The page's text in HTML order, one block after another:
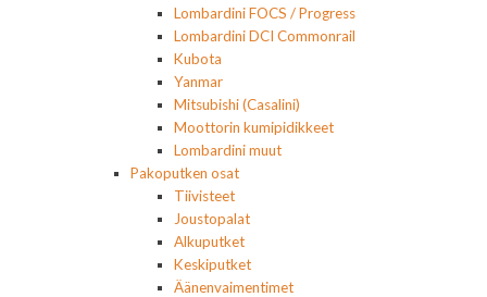
Lombardini FOCS / Progress
Lombardini DCI Commonrail
Kubota
Yanmar
Mitsubishi (Casalini)
Moottorin kumipidikkeet
Lombardini muut
Pakoputken osat
Tiivisteet
Joustopalat
Alkuputket
Keskiputket
Äänenvaimentimet